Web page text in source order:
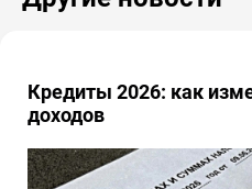
Кредиты 2026: как
доходов